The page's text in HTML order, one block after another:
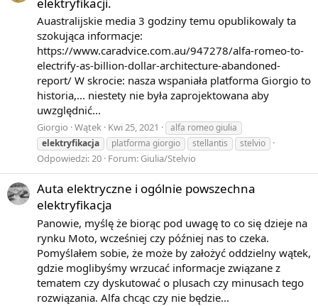
Auastralijskie media 3 godziny temu opublikowaly ta
szokująca informacje:
https://www.caradvice.com.au/947278/alfa-romeo-to-
electrify-as-billion-dollar-architecture-abandoned-
report/ W skrocie: nasza wspaniała platforma Giorgio to
historia,... niestety nie była zaprojektowana aby
uwzględnić...
Giorgio Wątek Kwi 25, 2021
alfa romeo giulia
elektryfikacja
platforma giorgio stellantis stelvio
Odpowiedzi: 20 Forum: Giulia/Stelvio
Auta elektryczne i ogólnie powszechna
elektryfikacja
Panowie, myślę że biorąc pod uwagę to co się dzieje na
rynku Moto, wcześniej czy później nas to czeka.
Pomyślałem sobie, że może by założyć oddzielny wątek,
gdzie moglibyśmy wrzucać informacje związane z
tematem czy dyskutować o plusach czy minusach tego
rozwiązania. Alfa chcąc czy nie będzie...